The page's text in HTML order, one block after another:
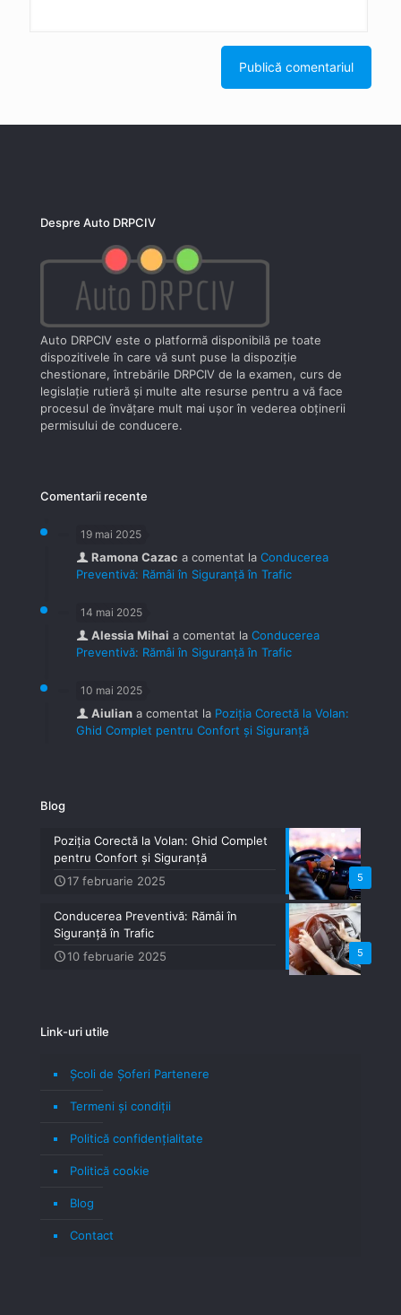
Despre Auto DRPCIV
Auto DRPCIV este o platformă disponibilă pe toate
dispozitivele în care vă sunt puse la dispoziţie
chestionare, întrebările DRPCIV de la examen, curs de
legislaţie rutieră şi multe alte resurse pentru a vă face
procesul de învăţare mult mai uşor în vederea obţinerii
permisului de conducere.
Comentarii recente
19 mai 2025
Ramona Cazac a comentat la Conducerea
Preventivă: Rămâi în Siguranță în Trafic
14 mai 2025
Alessia Mihai a comentat la Conducerea
Preventivă: Rămâi în Siguranță în Trafic
10 mai 2025
Aiulian a comentat la Poziția Corectă la Volan:
Ghid Complet pentru Confort și Siguranță
Blog
5
Poziția Corectă la Volan: Ghid Complet
pentru Confort și Siguranță
17 februarie 2025
5
Conducerea Preventivă: Rămâi în
Siguranță în Trafic
10 februarie 2025
Link-uri utile
Școli de Șoferi Partenere
Termeni şi condiţii
Politică confidenţialitate
Politică cookie
Blog
Contact